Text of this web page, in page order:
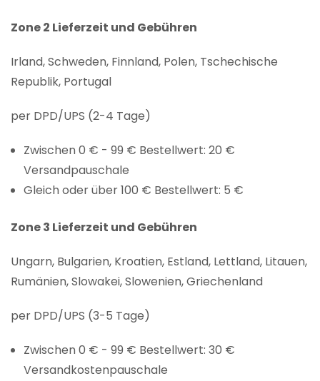
Zone 2 Lieferzeit und Gebühren
Irland, Schweden, Finnland, Polen, Tschechische
Republik, Portugal
per DPD/UPS (2-4 Tage)
Zwischen 0 € - 99 € Bestellwert: 20 €
Versandpauschale
Gleich oder über 100 € Bestellwert: 5 €
Zone 3 Lieferzeit und Gebühren
Ungarn, Bulgarien, Kroatien, Estland, Lettland, Litauen,
Rumänien, Slowakei, Slowenien, Griechenland
per DPD/UPS (3-5 Tage)
Zwischen 0 € - 99 € Bestellwert: 30 €
Versandkostenpauschale